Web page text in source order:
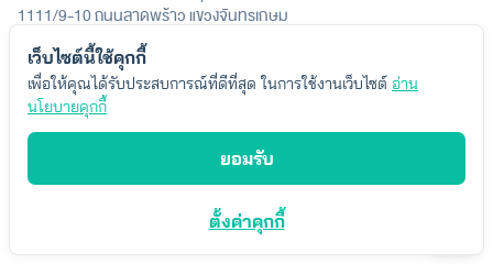
1111/9-10 ถนนลาดพร้าว แขวงจันทรเกษม
เขตจตุจักร กรุงเทพมหานคร 10900
องค์กร
เว็บไซต์นี้ใช้คุกกี้
เพื่อให้คุณได้รับประสบการณ์ที่ดีที่สุด ในการใช้งานเว็บไซต์ อ่าน
นโยบายคุกกี้
ยอมรับ
ตั้งค่าคุกกี้